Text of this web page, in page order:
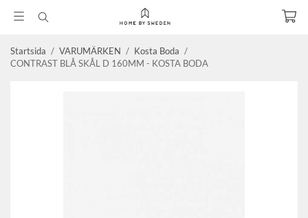
Startsida / VARUMÄRKEN / Kosta Boda /
CONTRAST BLÅ SKÅL D 160MM - KOSTA BODA